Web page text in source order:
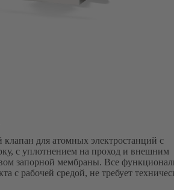
для атомных электростанций с
с уплотнением на проход и внешним
запорной мембраны. Все
с рабочей средой, не требует